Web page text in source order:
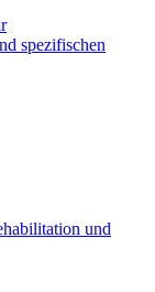
spezifischen
und